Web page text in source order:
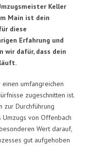
Keller
Main ist dein
diese
Erfahrung und
wir dafür, dass dein
umfangreichen
zugeschnitten ist.
zur Durchführung
von Offenbach
Wert darauf,
gut aufgehoben